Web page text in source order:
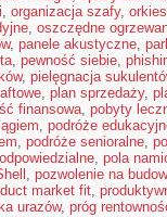
, organizacja szafy,
, oszczędne
, panele akustyczne,
, pewność siebie,
, pielęgnacja
, plan sprzedaży,
finansowa, pobyty
, podróże
, podróże senioralne,
, pola
, pozwolenie na
market fit,
urazów, próg